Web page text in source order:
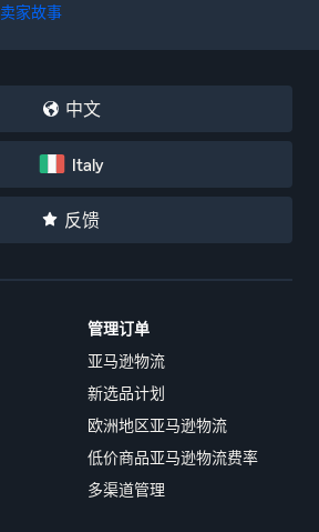
卖家故事
中文
Italy
反馈
管理订单
亚马逊物流
新选品计划
欧洲地区亚马逊物流
低价商品亚马逊物流费率
多渠道管理